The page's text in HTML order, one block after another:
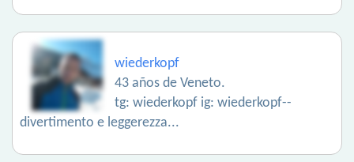
wiederkopf
43 años de Veneto.
tg: wiederkopf ig: wiederkopf--
divertimento e leggerezza...